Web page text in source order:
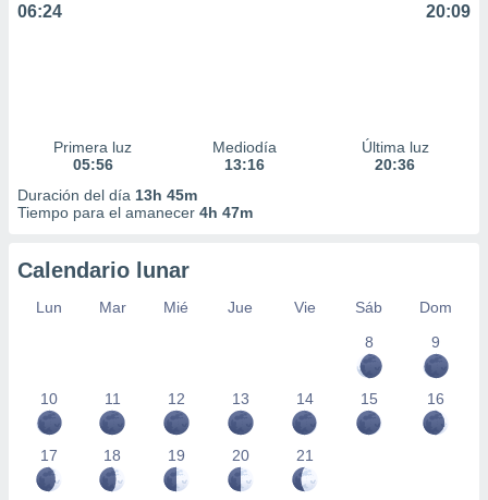
06:24 20:09
Primera luz
05:56
Mediodía
13:16
Última luz
20:36
Duración del día 13h 45m
Tiempo para el amanecer 4h 47m
Calendario lunar
Lun Mar Mié Jue Vie Sáb
Dom
8
9
10 11 12 13 14 15 16
17 18 19 20 21